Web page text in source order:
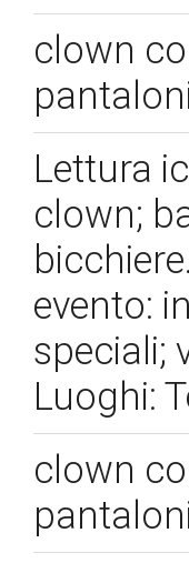
clown
Lettura
clown;
evento:
speciali;
Luoghi:
clown